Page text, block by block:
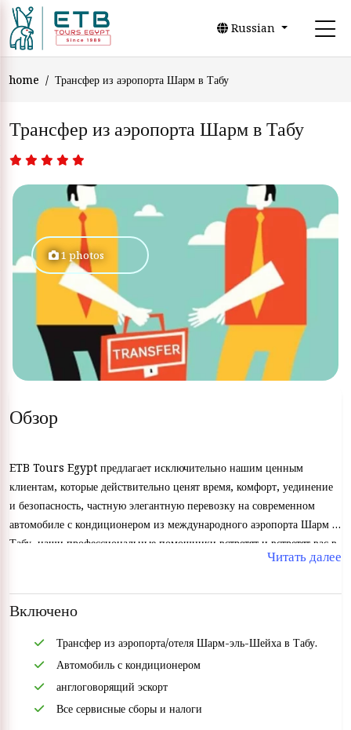
Russian
home Трансфер из аэропорта Шарм в Табу
Трансфер из аэропорта Шарм в Табу
1 photos
Обзор
ETB Tours Egypt предлагает исключительно нашим ценным
клиентам, которые действительно ценят время, комфорт, уединение
и безопасность, частную элегантную перевозку на современном
автомобиле с кондиционером из международного аэропорта Шарм в
Табу, наши профессиональные помощники встретят и встретят вас в
международном аэропорту Шарма, а затем прибудут очень плавно
лицензированные водители безопасно отвезут вас, не беспокойтесь о
дороге, вам не нужно беспокоиться о таксистах или плеваться с
ними. Забронируйте в ETB Tours Egypt безопасный частный
отправиться куда угодно из Шарм-эль-Шейха, воспользоваться
частными трансферами из Шарма в любое место, которое вы
предпочитаете, наш представитель даст краткое представление об
Читать далее
Включено
Трансфер из аэропорта/отеля Шарм-эль-Шейха в Табу.
Автомобиль с кондиционером
англоговорящий эскорт
Все сервисные сборы и налоги